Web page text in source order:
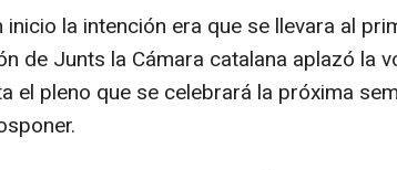
inicio la intención era que se llevara al
de Junts la Cámara catalana aplazó la
el pleno que se celebrará la próxima